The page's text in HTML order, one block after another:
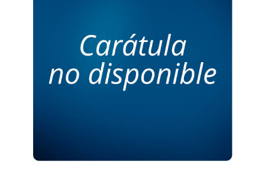
POLÍTICA DE MANEJO DE INFORMACIÓN Y DATOS
PERSONALES DE CORPORACIÓN INTERUNIVERSITARIA DE
SERVICIO
Tienda